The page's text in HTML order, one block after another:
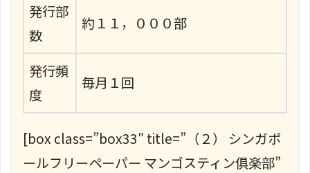
発行部
数
約１１，０００部
発行頻
度
毎月１回
[box class=”box33″ title=”（２） シンガポ
ールフリーペーパー マンゴスティン俱楽部”